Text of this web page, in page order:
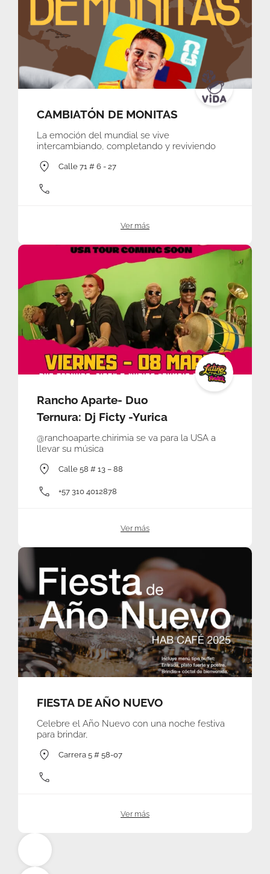
CAMBIATÓN DE MONITAS
La emoción del mundial se vive
intercambiando, completando y reviviendo
Calle 71 # 6 - 27
Ver más
Rancho Aparte- Duo
Ternura: Dj Ficty -Yurica
@ranchoaparte.chirimia se va para la USA a
llevar su música
Calle 58 # 13 – 88
+57 310 4012878
Ver más
FIESTA DE AÑO NUEVO
Celebre el Año Nuevo con una noche festiva
para brindar,
Carrera 5 # 58-07
Ver más